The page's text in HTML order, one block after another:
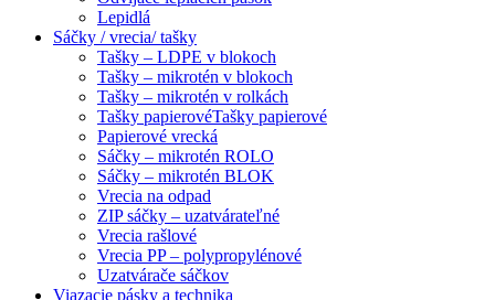
Lepidlá
Sáčky / vrecia/ tašky
Tašky – LDPE v blokoch
Tašky – mikrotén v blokoch
Tašky – mikrotén v rolkách
Tašky papierovéTašky papierové
Papierové vrecká
Sáčky – mikrotén ROLO
Sáčky – mikrotén BLOK
Vrecia na odpad
ZIP sáčky – uzatvárateľné
Vrecia rašlové
Vrecia PP – polypropylénové
Uzatvárače sáčkov
Viazacie pásky a technika